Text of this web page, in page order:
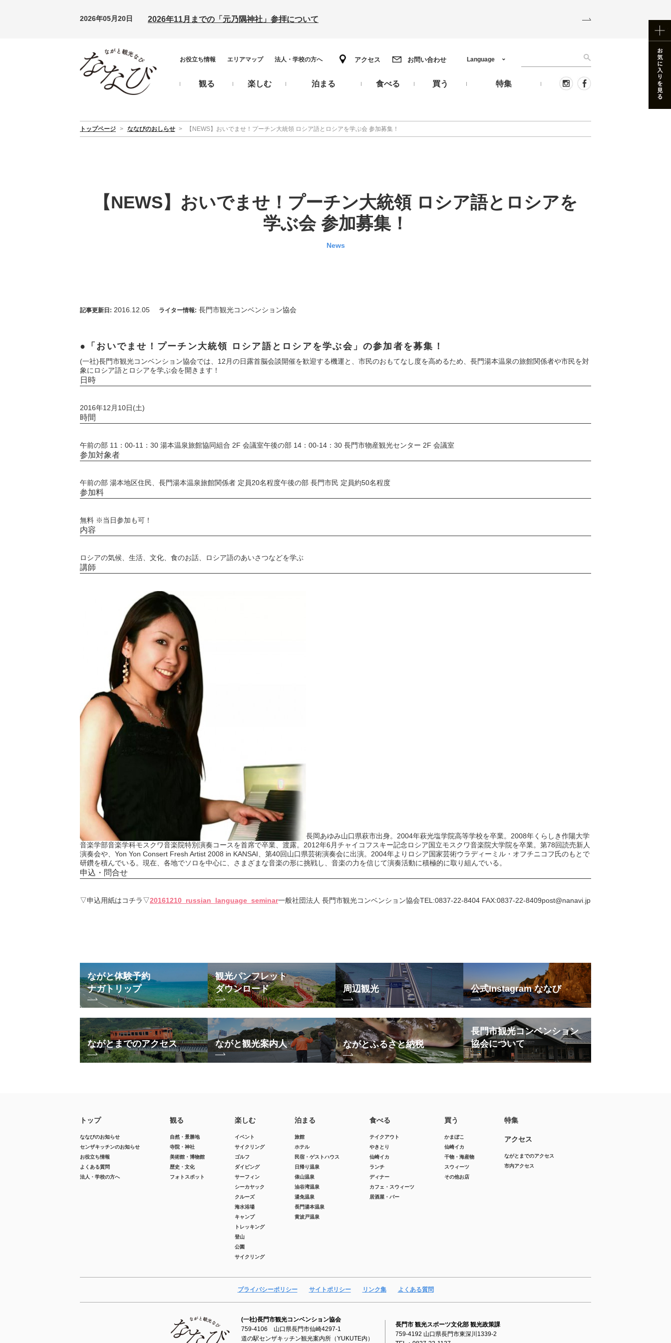
2026年05月20日 2026年11月までの「元乃隅神社」参拝について
お役立ち情報 エリアマップ 法人・学校の方へ アクセス お問い合わせ
観る 楽しむ 泊まる 食べる 買う 特集
Language
トップページ > ななびのおしらせ > 【NEWS】おいでませ！プーチン大統領 ロシア語とロシアを学ぶ会 参加募集！
【NEWS】おいでませ！プーチン大統領 ロシア語とロシアを
学ぶ会 参加募集！
News
記事更新日: 2016.12.05 ライター情報: 長門市観光コンベンション協会
「おいでませ！プーチン大統領 ロシア語とロシアを学ぶ会」の参加者を募集！
(一社)長門市観光コンベンション協会では、12月の日露首脳会談開催を歓迎する機運と、市民のおもてなし度を高めるため、長門湯本温泉の旅館関係者や市民を対
象にロシア語とロシアを学ぶ会を開きます！
日時
2016年12月10日(土)
時間
午前の部 11：00-11：30 湯本温泉旅館協同組合 2F 会議室午後の部 14：00-14：30 長門市物産観光センター 2F 会議室
参加対象者
午前の部 湯本地区住民、長門湯本温泉旅館関係者 定員20名程度午後の部 長門市民 定員約50名程度
参加料
無料 ※当日参加も可！
内容
ロシアの気候、生活、文化、食のお話、ロシア語のあいさつなどを学ぶ
講師
長岡あゆみ山口県萩市出身。2004年萩光塩学院高等学校を卒業。2008年くらしき作陽大学
音楽学部音楽学科モスクワ音楽院特別演奏コースを首席で卒業、渡露。2012年6月チャイコフスキー記念ロシア国立モスクワ音楽院大学院を卒業。第78回読売新人
演奏会や、Yon Yon Consert Fresh Artist 2008 in KANSAI、第40回山口県芸術演奏会に出演。2004年よりロシア国家芸術ウラディーミル・オフチニコフ氏のもとで
研鑽を積んでいる。現在、各地でソロを中心に、さまざまな音楽の形に挑戦し、音楽の力を信じて演奏活動に積極的に取り組んでいる。
申込・問合せ
▽申込用紙はコチラ▽20161210_russian_language_seminar一般社団法人 長門市観光コンベンション協会TEL:0837-22-8404 FAX:0837-22-8409post@nanavi.jp
ながと体験予約
ナガトリップ
観光パンフレット
ダウンロード
周辺観光 公式Instagram ななび
ながとまでのアクセス ながと観光案内人 ながとふるさと納税
長門市観光コンベンション
協会について
トップ
ななびのお知らせ
センザキッチンのお知らせ
お役立ち情報
よくある質問
法人・学校の方へ
観る
自然・景勝地
寺院・神社
美術館・博物館
歴史・文化
フォトスポット
楽しむ
イベント
サイクリング
ゴルフ
ダイビング
サーフィン
シーカヤック
クルーズ
海水浴場
キャンプ
トレッキング
登山
公園
サイクリング
泊まる
旅館
ホテル
民宿・ゲストハウス
日帰り温泉
俵山温泉
油谷湾温泉
湯免温泉
長門湯本温泉
黄波戸温泉
食べる
テイクアウト
やきとり
仙崎イカ
ランチ
ディナー
カフェ・スウィーツ
居酒屋・バー
買う
かまぼこ
仙崎イカ
干物・海産物
スウィーツ
その他お店
特集
アクセス
ながとまでのアクセス
市内アクセス
プライバシーポリシー サイトポリシー リンク集 よくある質問
(一社)長門市観光コンベンション協会
759-4106 山口県長門市仙崎4297-1
道の駅センザキッチン観光案内所（YUKUTE内）
長門市 観光スポーツ文化部 観光政策課
759-4192 山口県長門市東深川1339-2